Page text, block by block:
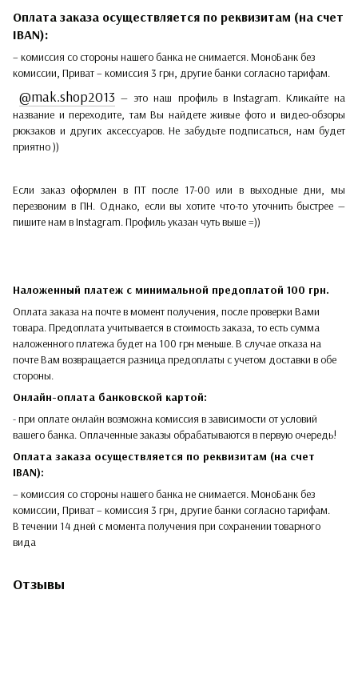
Оплата заказа осуществляется по реквизитам (на счет
IBAN):
– комиссия со стороны нашего банка не снимается. МоноБанк без
комиссии, Приват – комиссия 3 грн, другие банки согласно тарифам.
@mak.shop2013 — это наш профиль в Instagram. Кликайте на
название и переходите, там Вы найдете живые фото и видео-обзоры
рюкзаков и других аксессуаров. Не забудьте подписаться, нам будет
приятно ))
Если заказ оформлен в ПТ после 17-00 или в выходные дни, мы
перезвоним в ПН. Однако, если вы хотите что-то уточнить быстрее —
пишите нам в Instagram. Профиль указан чуть выше =))
Наложенный платеж с минимальной предоплатой 100 грн.
Оплата заказа на почте в момент получения, после проверки Вами
товара. Предоплата учитывается в стоимость заказа, то есть сумма
наложенного платежа будет на 100 грн меньше. В случае отказа на
почте Вам возвращается разница предоплаты с учетом доставки в обе
стороны.​​
Онлайн-оплата банковской картой:
- при оплате онлайн возможна комиссия в зависимости от условий
вашего банка. Оплаченные заказы обрабатываются в первую очередь!
Оплата заказа осуществляется по реквизитам (на счет
IBAN):
– комиссия со стороны нашего банка не снимается. МоноБанк без
комиссии, Приват – комиссия 3 грн, другие банки согласно тарифам.
В течении 14 дней с момента получения при сохранении товарного
вида
Отзывы